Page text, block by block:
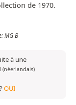
de 1970.
MG B
à une
(néerlandais)
OUI